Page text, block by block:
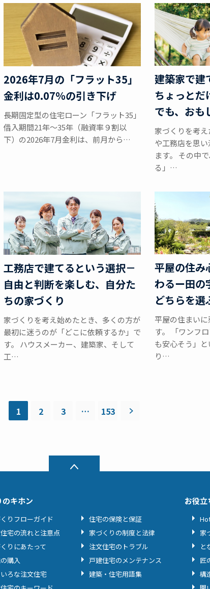
2026年7月の「フラット35」
金利は0.07％の引き下げ
長期固定型の住宅ローン「フラット35」
借入期間21年～35年（融資率９割以
下）の2026年7月金利は、前月から…
建築家で建
ちょっとだ
でも、おも
家づくりを考
や工務店を思
ます。 その中
る」…
工務店で建てるという選択－
自由と判断を楽しむ、自分た
ちの家づくり
家づくりを考え始めたとき、多くの方が
最初に迷うのが「どこに依頼するか」で
す。 ハウスメーカー、建築家、そして
工…
平屋の住み
わるー田の
どちらを選
平屋の住まい
す。 「ワンフ
も安心そう」
り…
1 2 3 … 153
のキホン
りフローガイド
宅の流れと注意点
りにあたって
購入
ろな注文住宅
住宅の保険と保証
家づくりの制度と法律
注文住宅のトラブル
戸建住宅のメンテナンス
建築・住宅用語集
お役立
家
と
匠
構